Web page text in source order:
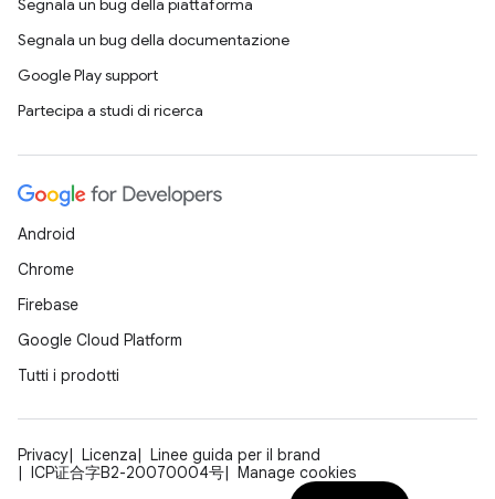
Segnala un bug della piattaforma
Segnala un bug della documentazione
Google Play support
Partecipa a studi di ricerca
Android
Chrome
Firebase
Google Cloud Platform
Tutti i prodotti
Privacy Licenza
Linee guida per il brand
ICP证合字B2-20070004号
Manage cookies